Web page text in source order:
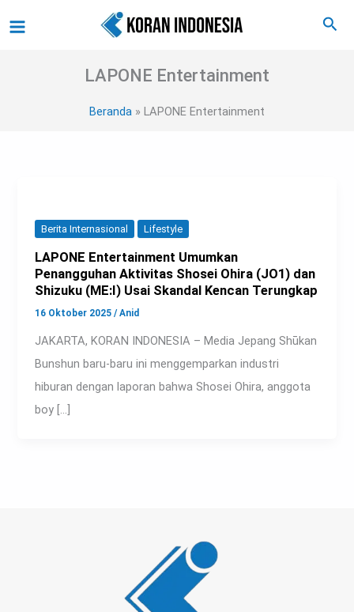
ke
Cari
LAPONE Entertainment
Beranda LAPONE Entertainment
Berita Internasional Lifestyle
LAPONE Entertainment Umumkan
Penangguhan Aktivitas Shosei Ohira (JO1) dan
Shizuku (ME:I) Usai Skandal Kencan Terungkap
16 Oktober 2025/Anid
JAKARTA, KORAN INDONESIA – Media Jepang Shūkan
Bunshun baru-baru ini menggemparkan industri
hiburan dengan laporan bahwa Shosei Ohira, anggota
boy […]